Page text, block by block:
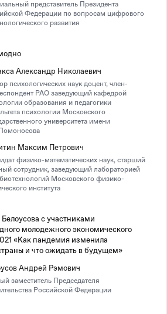
представитель Президента
Федерации по вопросам цифрового
развития
Александр Николаевич
психологических наук доцент, член-
РАО заведующий кафедрой
образования и педагогики
психологии Московского
университета имени
Максим Петрович
физико-математических наук, старший
сотрудник, заведующий лабораторией
Московского физико-
института
Белоусова с участниками
молодежного экономического
«Как пандемия изменила
и что ожидать в будущем»
Андрей Рэмович
заместитель Председателя
Российской Федерации